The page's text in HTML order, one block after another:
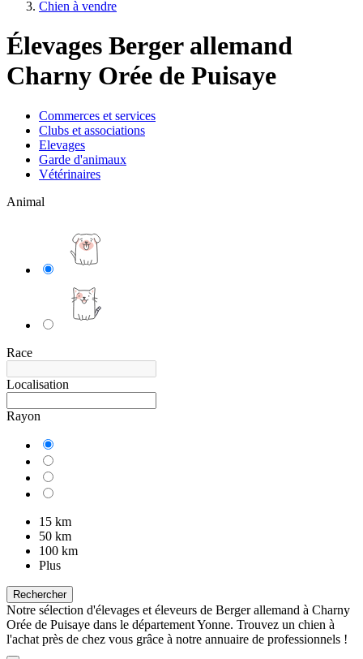
Chien à vendre
Élevages Berger allemand
Charny Orée de Puisaye
Commerces et services
Clubs et associations
Elevages
Garde d'animaux
Vétérinaires
Animal
Race
Localisation
Rayon
15 km
50 km
100 km
Plus
Rechercher
Notre sélection d'élevages et éleveurs de Berger allemand à Charny
Orée de Puisaye dans le département Yonne. Trouvez un chien à
l'achat près de chez vous grâce à notre annuaire de professionnels !